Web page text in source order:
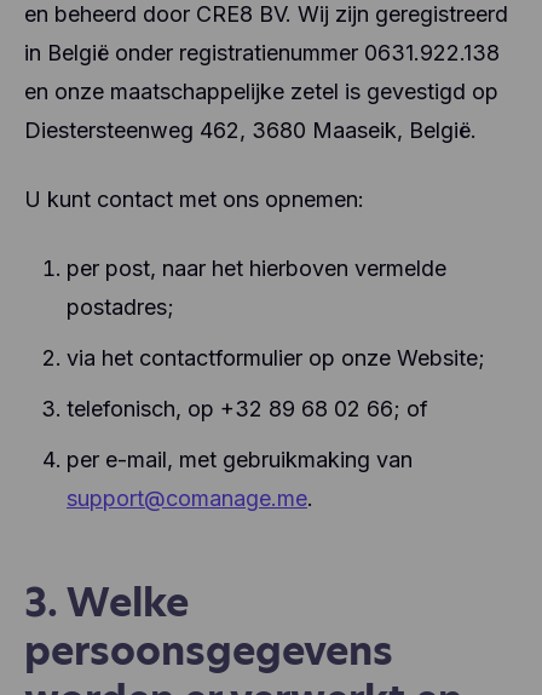
en beheerd door CRE8 BV. Wij zijn geregistreerd
in België onder registratienummer 0631.922.138
en onze maatschappelijke zetel is gevestigd op
Diestersteenweg 462, 3680 Maaseik, België.
U kunt contact met ons opnemen:
per post, naar het hierboven vermelde
postadres;
via het contactformulier op onze Website;
telefonisch, op +32 89 68 02 66; of
per e-mail, met gebruikmaking van
support@comanage.me.
3. Welke
persoonsgegevens